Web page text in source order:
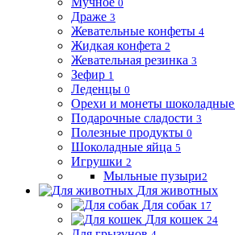
0
Драже 3
Жевательные конфеты 4
Жидкая конфета 2
Жевательная резинка 3
Зефир 1
Леденцы 0
Орехи и монеты шоколадные
Подарочные сладости 3
Полезные продукты 0
Шоколадные яйца 5
Игрушки 2
Мыльные пузыри2
Для животных
Для собак 17
Для кошек 24